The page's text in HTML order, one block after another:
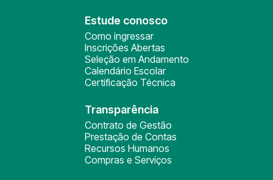
Estude conosco
Como ingressar
Inscrições Abertas
Seleção em Andamento
Calendário Escolar
Certificação Técnica
Transparência
Contrato de Gestão
Prestação de Contas
Recursos Humanos
Compras e Serviços